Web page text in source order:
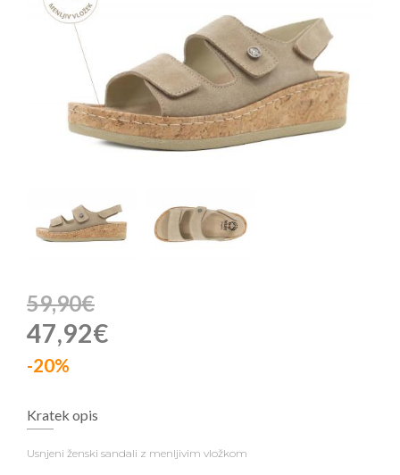
59,90€
47,92€
-20%
Kratek opis
Usnjeni ženski sandali z menljivim vložkom